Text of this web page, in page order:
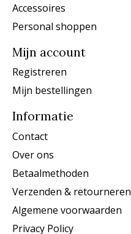
Accessoires
Personal shoppen
Mijn account
Registreren
Mijn bestellingen
Informatie
Contact
Over ons
Betaalmethoden
Verzenden & retourneren
Algemene voorwaarden
Privacy Policy